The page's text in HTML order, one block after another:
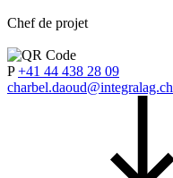
Chef de projet
P +41 44 438 28 09
charbel.daoud@integralag.ch